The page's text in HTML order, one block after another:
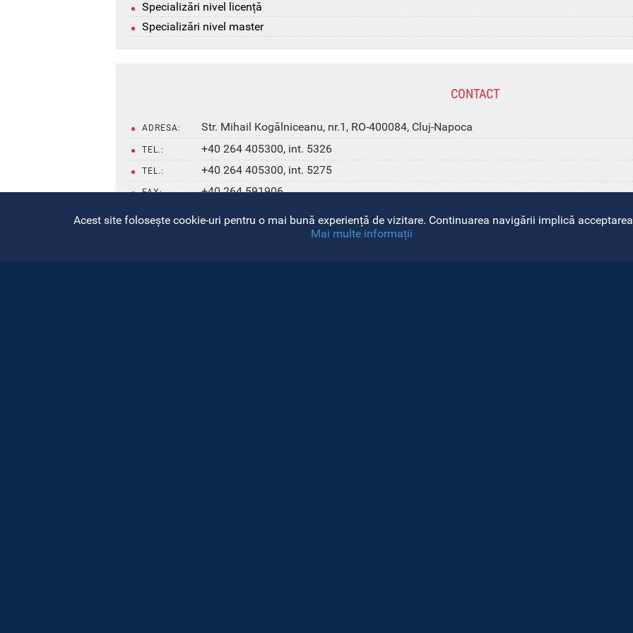
Deschide bara de unelteAcest site folosește cookie-uri pentru o mai bună experiență de vizitare. Continuarea navigării implică
Mai multe informații
Specializări nivel licență
Specializări nivel master
CONTACT
ADRESA: Str. Mihail Kogălniceanu, nr.1, RO-400084, Cluj-Napoca
TEL.: +40 264 405300, int. 5326
TEL.: +40 264 405300, int. 5275
FAX: +40 264 591906